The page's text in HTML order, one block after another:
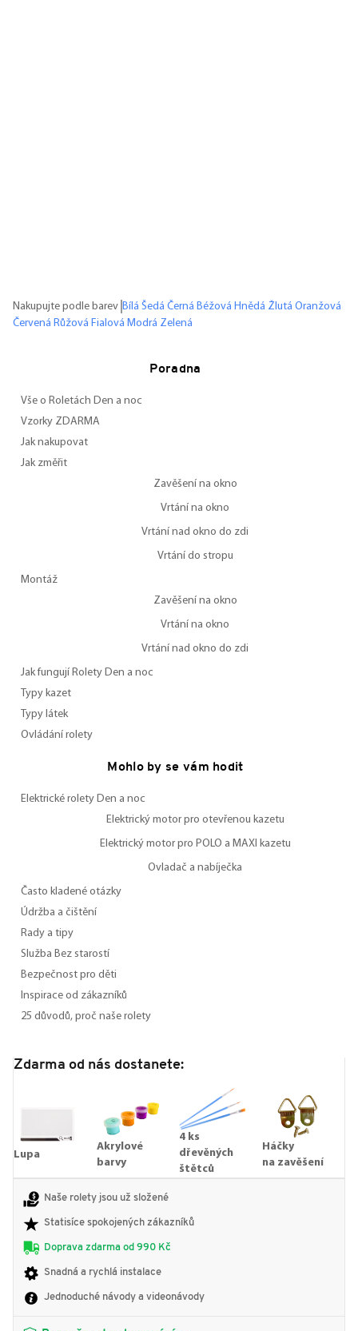
Nakupujte podle barev Bílá Šedá Černá Béžová Hnědá Žlutá Oranžová
Červená Růžová Fialová Modrá Zelená
Poradna
Vše o Roletách Den a noc
Vzorky ZDARMA
Jak nakupovat
Jak změřit
Zavěšení na okno
Vrtání na okno
Vrtání nad okno do zdi
Vrtání do stropu
Montáž
Zavěšení na okno
Vrtání na okno
Vrtání nad okno do zdi
Jak fungují Rolety Den a noc
Typy kazet
Typy látek
Ovládání rolety
Mohlo by se vám hodit
Elektrické rolety Den a noc
Elektrický motor pro otevřenou kazetu
Elektrický motor pro POLO a MAXI kazetu
Ovladač a nabíječka
Často kladené otázky
Údržba a čištění
Rady a tipy
Služba Bez starostí
Bezpečnost pro děti
Inspirace od zákazníků
25 důvodů, proč naše rolety
Zdarma od nás dostanete:
Lupa
Akrylové
barvy
4 ks
dřevěných
štětců
Háčky
na zavěšení
Naše rolety jsou už složené
Statisíce spokojených zákazníků
Doprava zdarma od 990 Kč
Snadná a rychlá instalace
Jednoduché návody a videonávody